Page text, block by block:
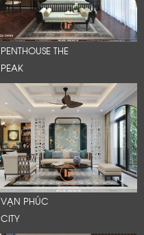
PENTHOUSE THE
PEAK
VẠN PHÚC
CITY